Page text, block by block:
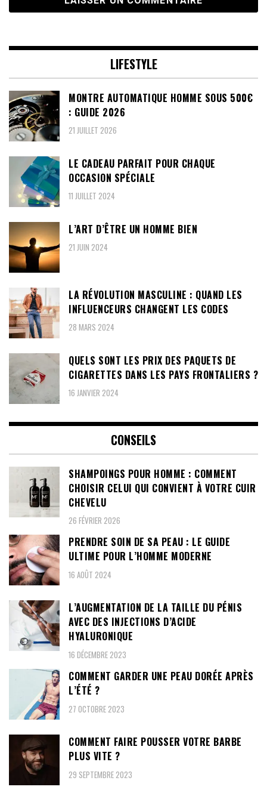
LIFESTYLE
MONTRE AUTOMATIQUE HOMME SOUS 500€
: GUIDE 2026
21 JUILLET 2026
LE CADEAU PARFAIT POUR CHAQUE
OCCASION SPÉCIALE
11 JUILLET 2024
L’ART D’ÊTRE UN HOMME BIEN
21 JUIN 2024
LA RÉVOLUTION MASCULINE : QUAND LES
INFLUENCEURS CHANGENT LES CODES
28 MARS 2024
QUELS SONT LES PRIX DES PAQUETS DE
CIGARETTES DANS LES PAYS FRONTALIERS ?
16 JANVIER 2024
CONSEILS
SHAMPOINGS POUR HOMME : COMMENT
CHOISIR CELUI QUI CONVIENT À VOTRE CUIR
CHEVELU
26 FÉVRIER 2026
PRENDRE SOIN DE SA PEAU : LE GUIDE
ULTIME POUR L’HOMME MODERNE
16 AOÛT 2024
L’AUGMENTATION DE LA TAILLE DU PÉNIS
AVEC DES INJECTIONS D’ACIDE
HYALURONIQUE
16 DÉCEMBRE 2023
COMMENT GARDER UNE PEAU DORÉE APRÈS
L’ÉTÉ ?
27 OCTOBRE 2023
COMMENT FAIRE POUSSER VOTRE BARBE
PLUS VITE ?
29 SEPTEMBRE 2023